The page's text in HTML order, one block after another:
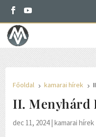
Főoldal 5 kamarai hírek 5
II. Menyhárd
dec 11, 2024|kamarai hírek